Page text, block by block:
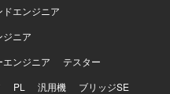
言語はC++およびCで
エンジニア
ジニア
ンジニア
テスター
PL 汎用機
ブリッジSE